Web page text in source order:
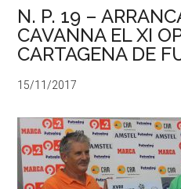
N. P. 19 –
CAVANNA EL XI
CARTAGENA DE
15/11/2017